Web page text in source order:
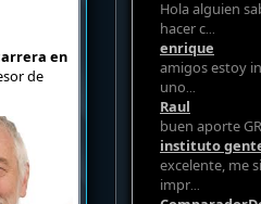
en
de
Hola alguien
hacer c...
enrique
amigos estoy
uno...
Raul
buen aporte
instituto
excelente, me
impr...